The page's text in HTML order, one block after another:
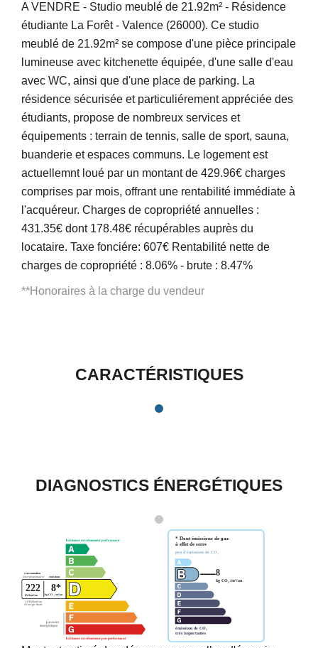
A VENDRE - Studio meublé de 21.92m² - Résidence
étudiante La Forêt - Valence (26000). Ce studio
meublé de 21.92m² se compose d'une pièce principale
lumineuse avec kitchenette équipée, d'une salle d'eau
avec WC, ainsi que d'une place de parking. La
résidence sécurisée et particuliérement appréciée des
étudiants, propose de nombreux services et
équipements : terrain de tennis, salle de sport, sauna,
buanderie et espaces communs. Le logement est
actuellemnt loué par un montant de 429.96€ charges
comprises par mois, offrant une rentabilité immédiate à
l'acquéreur. Charges de copropriété annuelles :
431.35€ dont 178.48€ récupérables auprès du
locataire. Taxe fonciére: 607€ Rentabilité nette de
charges de copropriété : 8.06% - brute : 8.47%
**Honoraires à la charge du vendeur
CARACTÉRISTIQUES
DIAGNOSTICS ÉNERGÉTIQUES